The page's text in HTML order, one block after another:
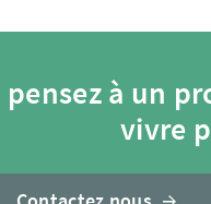
pensez à un
vivre